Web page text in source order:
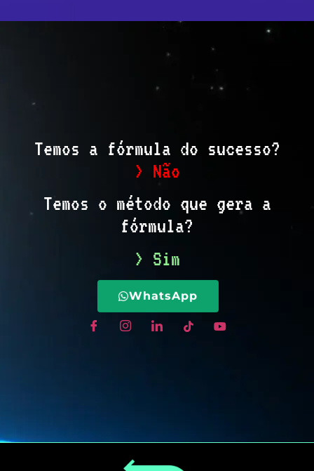
Temos a fórmula do sucesso?
> Não
Temos o método que gera a
fórmula?
> Sim
WhatsApp